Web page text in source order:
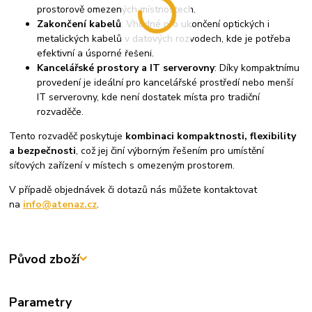
prostorově omezených místnostech.
Zakončení kabelů: Vhodné pro ukončení optických i
metalických kabelů v datových rozvodech, kde je potřeba
efektivní a úsporné řešení.
Kancelářské prostory a IT serverovny: Díky kompaktnímu
provedení je ideální pro kancelářské prostředí nebo menší
IT serverovny, kde není dostatek místa pro tradiční
rozvaděče.
Tento rozvaděč poskytuje kombinaci kompaktnosti, flexibility
a bezpečnosti, což jej činí výborným řešením pro umístění
síťových zařízení v místech s omezeným prostorem.
V případě objednávek či dotazů nás můžete kontaktovat
na info@atenaz.cz.
Původ zboží
Parametry